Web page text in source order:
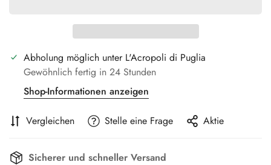
Abholung möglich unter L'Acropoli di Puglia
Gewöhnlich fertig in 24 Stunden
Shop-Informationen anzeigen
Vergleichen Stelle eine Frage Aktie
Sicherer und schneller Versand